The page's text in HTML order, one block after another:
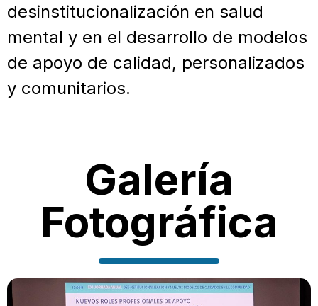
desinstitucionalización en salud
mental y en el desarrollo de modelos
de apoyo de calidad, personalizados
y comunitarios.
Galería
Fotográfica